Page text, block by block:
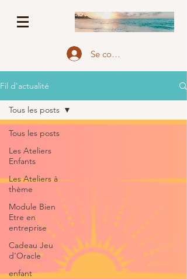
Se connecter
Fil d'actualité
Tous les posts
Les Ateliers
Enfants
Les Ateliers à
thème
Module Bien
Etre en
entreprise
Cadeau Jeu
d'Oracle
enfant
Tous les posts